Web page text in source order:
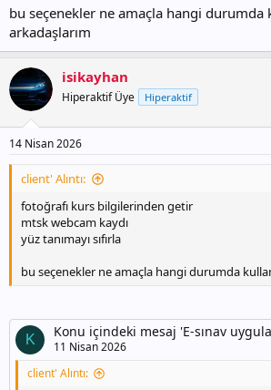
bu seçenekler ne amaçla hangi durumda
arkadaşlarım
isikayhan
Hiperaktif Üye Hiperaktif
14 Nisan 2026
client' Alıntı:
fotoğrafı kurs bilgilerinden getir
mtsk webcam kaydı
yüz tanımayı sıfırla
bu seçenekler ne amaçla hangi durumda
K Konu içindeki mesaj 'E-sınav
11 Nisan 2026
client' Alıntı: